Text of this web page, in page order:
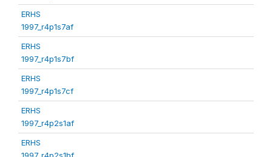
ERHS
1997_r4p1s7af
ERHS
1997_r4p1s7bf
ERHS
1997_r4p1s7cf
ERHS
1997_r4p2s1af
ERHS
1997_r4p2s1bf